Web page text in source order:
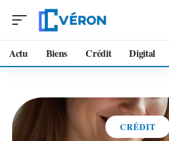
Actu Biens Crédit Digital
CRÉDIT